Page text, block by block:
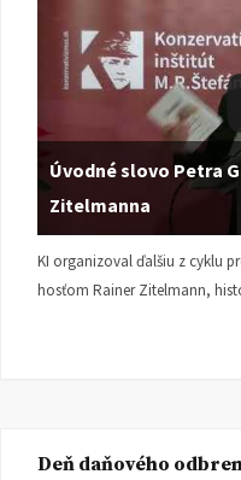
Úvodné slovo Petra
Zitelmanna
KI organizoval ďalšiu z cyklu
hosťom Rainer Zitelmann,
Deň daňového